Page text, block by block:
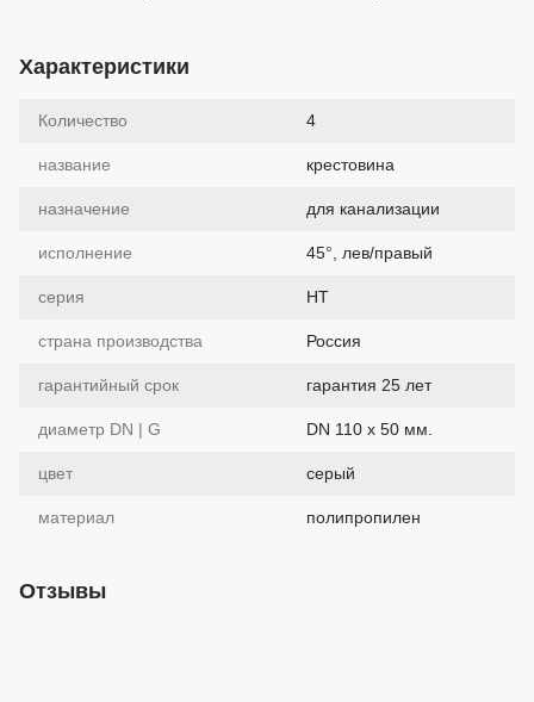
Характеристики
Количество 4
название крестовина
назначение для канализации
исполнение 45°, лев/правый
серия HT
страна производства Россия
гарантийный срок гарантия 25 лет
диаметр DN | G DN 110 х 50 мм.
цвет серый
материал полипропилен
Отзывы